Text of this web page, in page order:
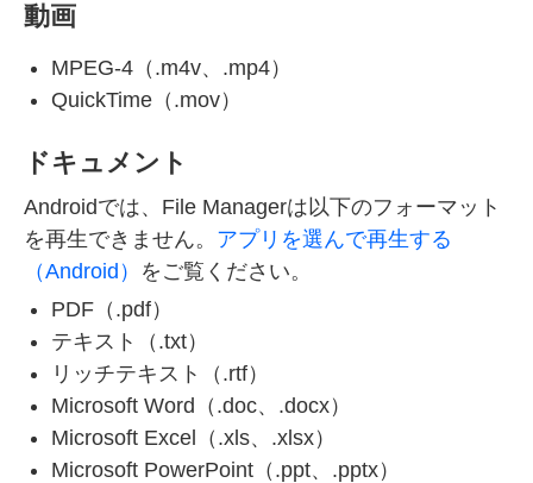
動画
MPEG-4（.m4v、.mp4）
QuickTime（.mov）
ドキュメント
Androidでは、File Managerは以下のフォーマット
を再生できません。 アプリを選んで再生する
（Android） をご覧ください。
PDF（.pdf）
テキスト（.txt）
リッチテキスト（.rtf）
Microsoft Word（.doc、.docx）
Microsoft Excel（.xls、.xlsx）
Microsoft PowerPoint（.ppt、.pptx）